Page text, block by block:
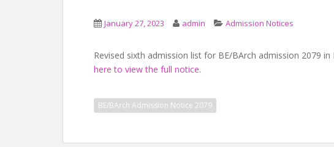
January 27, 2023 admin Admission Notices
Revised sixth admission list for BE/BArch admission 2079 in
here to view the full notice.
BE/BArch Admission Notice 2079